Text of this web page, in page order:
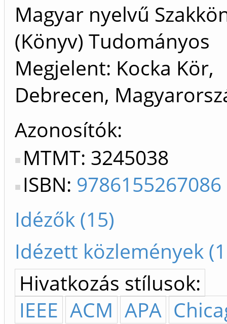
Magyar nyelvű
(Könyv) Tudományos
Megjelent: Kocka Kör,
Debrecen,
Azonosítók
MTMT: 3245038
ISBN: 9786155267086
Idézők (15)
Idézett közlemények
Hivatkozás stílusok:
IEEE ACM APA